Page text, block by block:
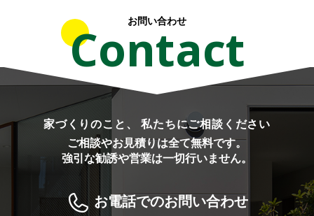
お問い合わせ
Contact
家づくりのこと、 私たちにご相談ください
ご相談やお見積りは全て無料です。
強引な勧誘や営業は一切行いません。
お電話でのお問い合わせ